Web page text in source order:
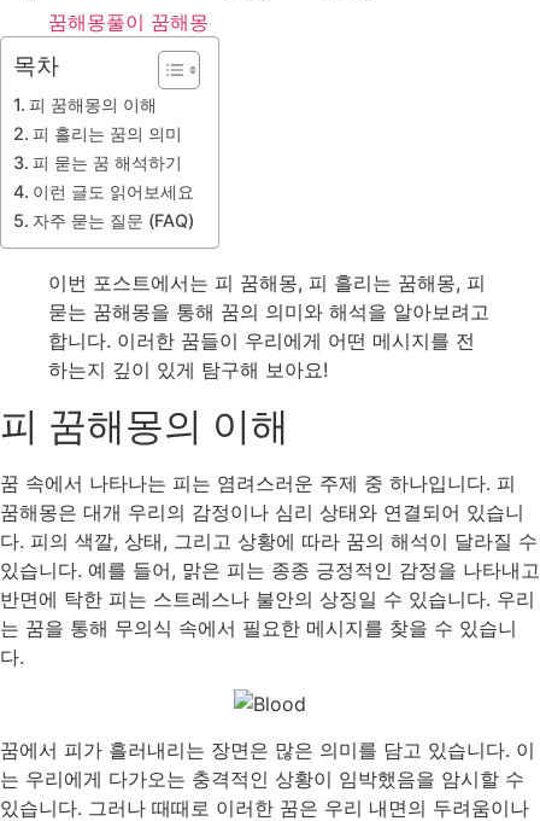
꿈해몽풀이 꿈해몽
목차
피 꿈해몽의 이해
피 흘리는 꿈의 의미
피 묻는 꿈 해석하기
이런 글도 읽어보세요
자주 묻는 질문 (FAQ)
이번 포스트에서는 피 꿈해몽, 피 흘리는 꿈해몽, 피
묻는 꿈해몽을 통해 꿈의 의미와 해석을 알아보려고
합니다. 이러한 꿈들이 우리에게 어떤 메시지를 전
하는지 깊이 있게 탐구해 보아요!
피 꿈해몽의 이해
꿈 속에서 나타나는 피는 염려스러운 주제 중 하나입니다. 피
꿈해몽은 대개 우리의 감정이나 심리 상태와 연결되어 있습니
다. 피의 색깔, 상태, 그리고 상황에 따라 꿈의 해석이 달라질 수
있습니다. 예를 들어, 맑은 피는 종종 긍정적인 감정을 나타내고
반면에 탁한 피는 스트레스나 불안의 상징일 수 있습니다. 우리
는 꿈을 통해 무의식 속에서 필요한 메시지를 찾을 수 있습니
다.
꿈에서 피가 흘러내리는 장면은 많은 의미를 담고 있습니다. 이
는 우리에게 다가오는 충격적인 상황이 임박했음을 암시할 수
있습니다. 그러나 때때로 이러한 꿈은 우리 내면의 두려움이나